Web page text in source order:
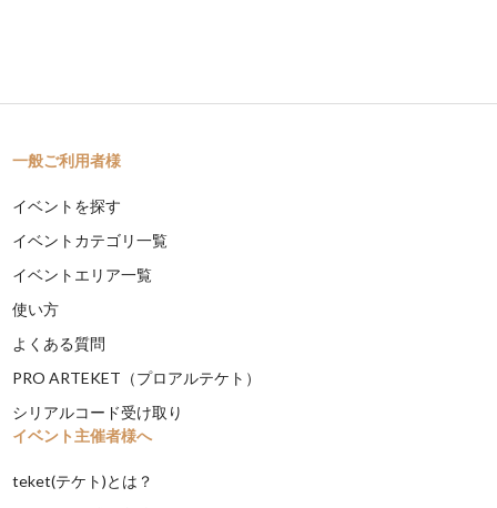
一般ご利用者様
イベントを探す
イベントカテゴリ一覧
イベントエリア一覧
使い方
よくある質問
PRO ARTEKET（プロアルテケト）
シリアルコード受け取り
イベント主催者様へ
teket(テケト)とは？